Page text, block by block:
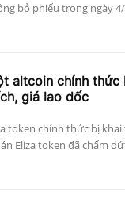
bỏ phiếu trong ngày
altcoin chính thức
giá lao dốc
token chính thức bị khai
Eliza token đã chấm